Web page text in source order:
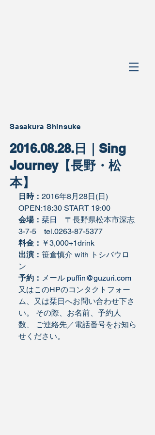
Sasakura Shinsuke
2016.08.28.日｜Sing
Journey【長野・松
本】
日時： 2016年8月28日(日)
OPEN:18:30 START 19:00
会場： 栞日
〒長野県松本市深志
3-7-5　tel.0263-87-5377
料金： ￥3,000+1drink
出演： 笹倉慎介 with トシバウロ
ン
予約： メール puffin@guzuri.com
又はこのHPのコンタクトフォー
ム、又は栞日へお問い合わせ下さ
い。 その際、お名前、予約人
数、 ご連絡先／電話番号をお知ら
せください。